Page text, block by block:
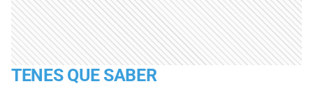
TENES QUE SABER